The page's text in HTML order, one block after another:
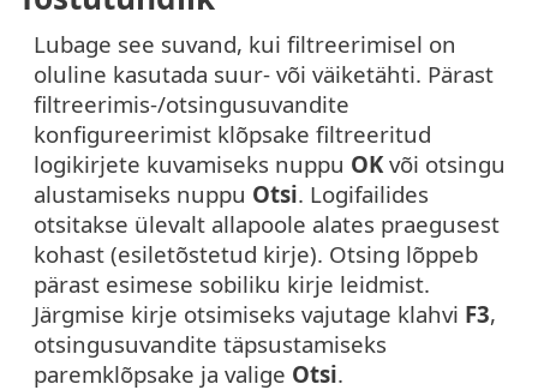
Lubage see suvand, kui filtreerimisel on
oluline kasutada suur- või väiketähti. Pärast
filtreerimis-/otsingusuvandite
konfigureerimist klõpsake filtreeritud
logikirjete kuvamiseks nuppu OK või otsingu
alustamiseks nuppu Otsi. Logifailides
otsitakse ülevalt allapoole alates praegusest
kohast (esiletõstetud kirje). Otsing lõppeb
pärast esimese sobiliku kirje leidmist.
Järgmise kirje otsimiseks vajutage klahvi F3,
otsingusuvandite täpsustamiseks
paremklõpsake ja valige Otsi.